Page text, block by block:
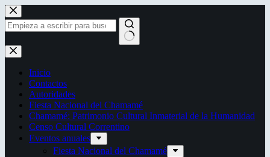
Saltar
al
contenido
Sin
resultados
Inicio
Contactos
Autoridades
Fiesta Nacional del Chamamé
Chamamé: Patrimonio Cultural Inmaterial de la Humanidad
Censo Cultural Correntino
Eventos anuales
Fiesta Nacional del Chamamé